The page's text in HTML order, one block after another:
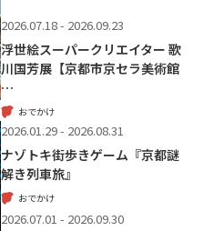
2026.07.18 - 2026.09.23
浮世絵スーパークリエイター 歌
川国芳展【京都市京セラ美術館
…
おでかけ
2026.01.29 - 2026.08.31
ナゾトキ街歩きゲーム『京都謎
解き列車旅』
おでかけ
2026.07.01 - 2026.09.30